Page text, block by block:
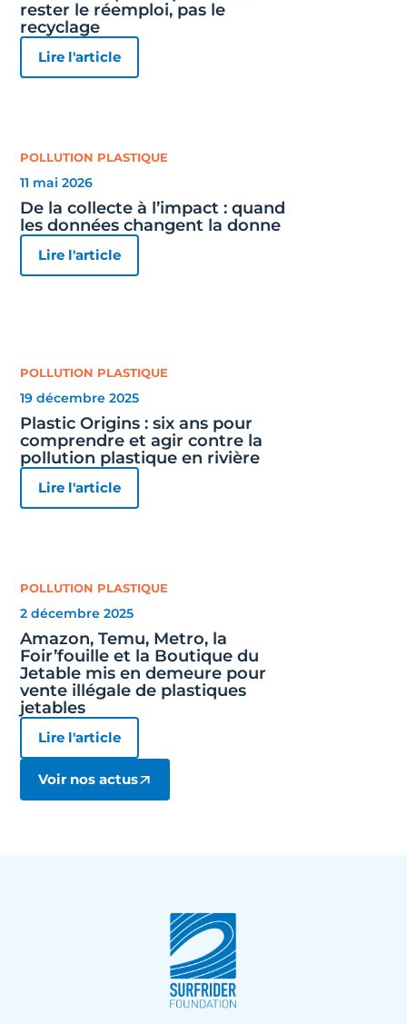
rester le réemploi, pas le
recyclage
Lire l'article
POLLUTION PLASTIQUE
11 mai 2026
De la collecte à l’impact : quand
les données changent la donne
Lire l'article
POLLUTION PLASTIQUE
19 décembre 2025
Plastic Origins : six ans pour
comprendre et agir contre la
pollution plastique en rivière
Lire l'article
POLLUTION PLASTIQUE
2 décembre 2025
Amazon, Temu, Metro, la
Foir’fouille et la Boutique du
Jetable mis en demeure pour
vente illégale de plastiques
jetables
Lire l'article
Voir nos actus